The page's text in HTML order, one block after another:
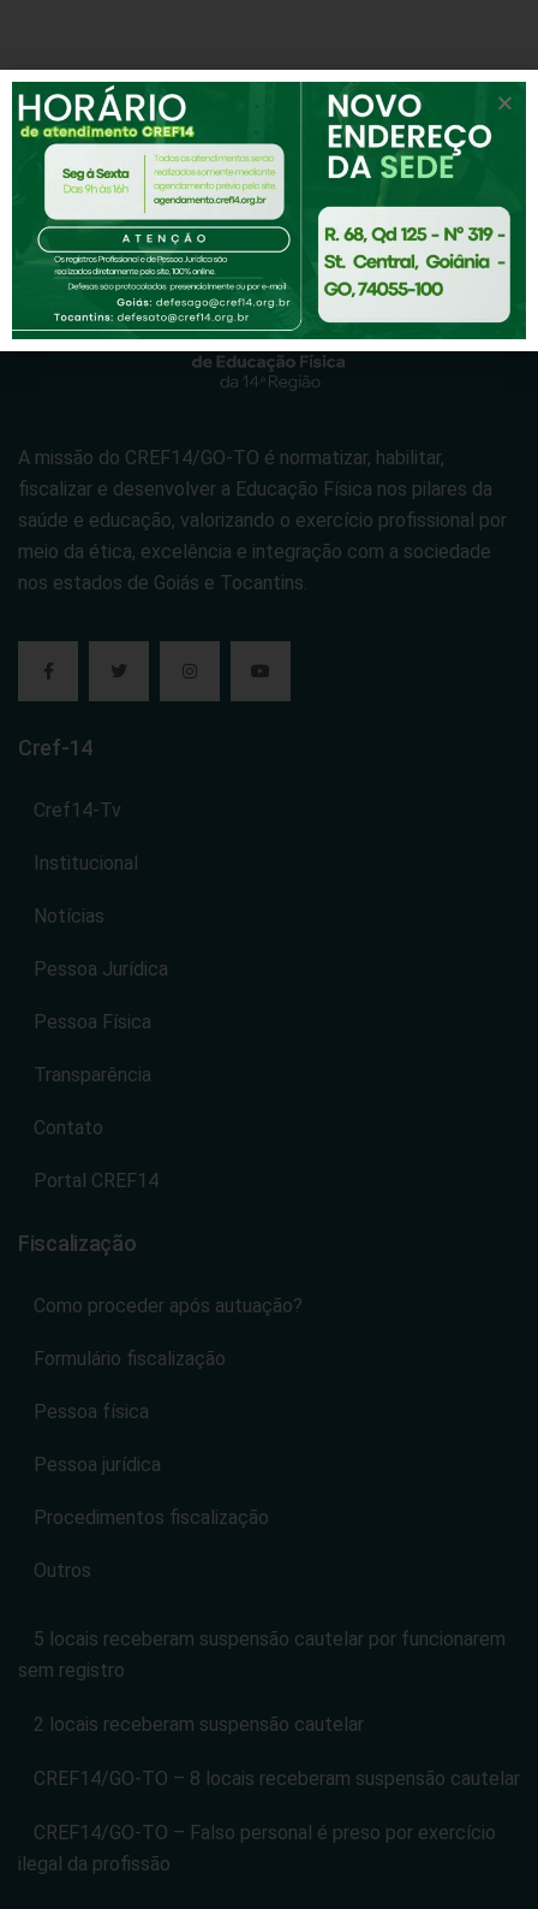
A missão do CREF14/GO-TO é normatizar, habilitar,
fiscalizar e desenvolver a Educação Física nos pilares da
saúde e educação, valorizando o exercício profissional por
meio da ética, excelência e integração com a sociedade
nos estados de Goiás e Tocantins.
Cref-14
Cref14-Tv
Institucional
Notícias
Pessoa Jurídica
Pessoa Física
Transparência
Contato
Portal CREF14
Fiscalização
Como proceder após autuação?
Formulário fiscalização
Pessoa física
Pessoa jurídica
Procedimentos fiscalização
Outros
5 locais receberam suspensão cautelar por funcionarem
sem registro
2 locais receberam suspensão cautelar
CREF14/GO-TO – 8 locais receberam suspensão cautelar
CREF14/GO-TO – Falso personal é preso por exercício
ilegal da profissão